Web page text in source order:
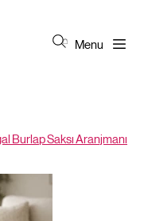
Menu
Burlap Saksı Aranjmanı